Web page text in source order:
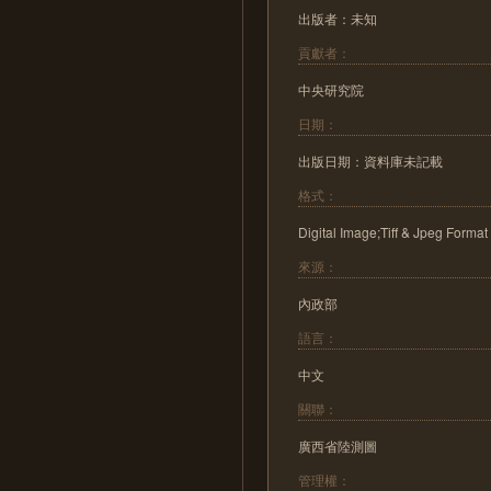
出版者：未知
貢獻者：
中央研究院
日期：
出版日期：資料庫未記載
格式：
Digital Image;Tiff & Jpeg Format
來源：
內政部
語言：
中文
關聯：
廣西省陸測圖
管理權：